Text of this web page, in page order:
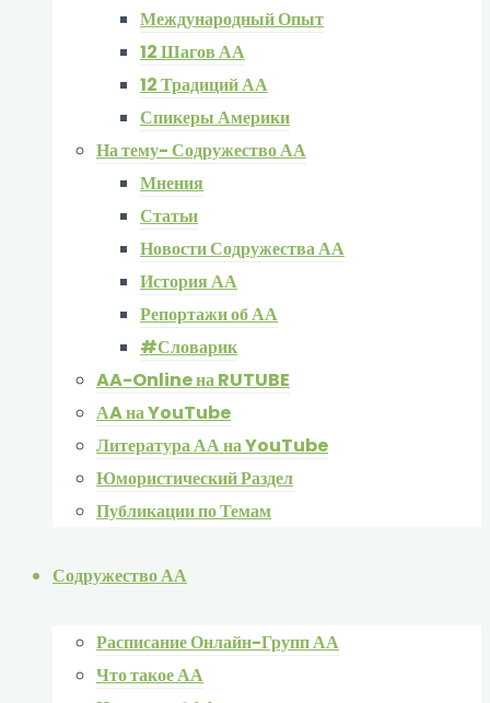
Международный Опыт
12 Шагов АА
12 Традиций АА
Спикеры Америки
На тему- Содружество АА
Мнения
Статьи
Новости Содружества АА
История АА
Репортажи об АА
#Словарик
AA-Online на RUTUBE
АA на YouTube
Литература АА на YouTube
Юмористический Раздел
Публикации по Темам
Содружество АА
Расписание Онлайн-Групп АА
Что такое АА